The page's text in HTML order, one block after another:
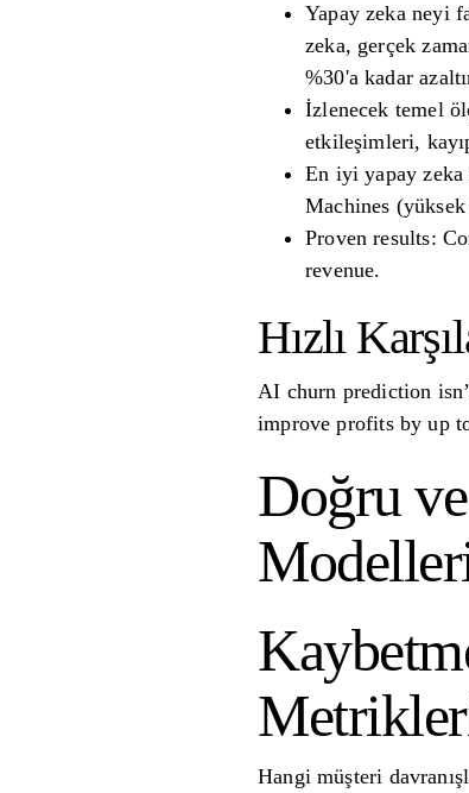
Yapay zeka neyi
zeka, gerçek
%30'a kadar
İzlenecek temel
etkileşimleri,
En iyi yapay
Machines
Proven results:
revenue.
Hızlı
AI churn prediction
improve profits by up
Doğru
Hangi müşteri